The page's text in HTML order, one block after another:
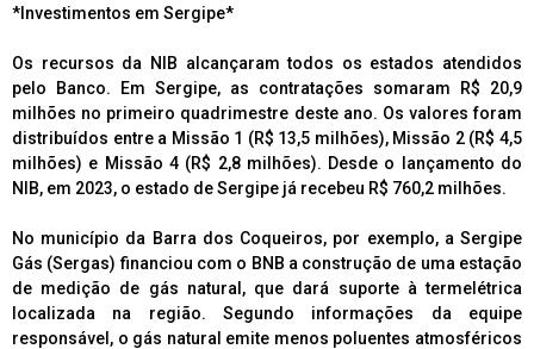
*Investimentos em Sergipe*
Os recursos da NIB alcançaram todos os estados atendidos
pelo Banco. Em Sergipe, as contratações somaram R$ 20,9
milhões no primeiro quadrimestre deste ano. Os valores foram
distribuídos entre a Missão 1 (R$ 13,5 milhões), Missão 2 (R$ 4,5
milhões) e Missão 4 (R$ 2,8 milhões). Desde o lançamento do
NIB, em 2023, o estado de Sergipe já recebeu R$ 760,2 milhões.
No município da Barra dos Coqueiros, por exemplo, a Sergipe
Gás (Sergas) financiou com o BNB a construção de uma estação
de medição de gás natural, que dará suporte à termelétrica
localizada na região. Segundo informações da equipe
responsável, o gás natural emite menos poluentes atmosféricos